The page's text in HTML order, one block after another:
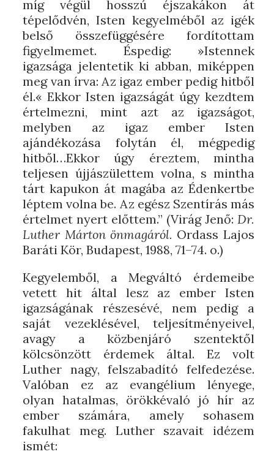
míg végül hosszú éjszakákon át
tépelődvén, Isten kegyelméből az igék
belső összefüggésére fordítottam
figyelmemet. Éspedig: »Istennek
igazsága jelentetik ki abban, miképpen
meg van írva: Az igaz ember pedig hitből
él.« Ekkor Isten igazságát úgy kezdtem
értelmezni, mint azt az igazságot,
melyben az igaz ember Isten
ajándékozása folytán él, mégpedig
hitből…Ekkor úgy éreztem, mintha
teljesen újjászülettem volna, s mintha
tárt kapukon át magába az Édenkertbe
léptem volna be. Az egész Szentírás más
értelmet nyert előttem.” (Virág Jenő: Dr.
Luther Márton önmagáról. Ordass Lajos
Baráti Kör, Budapest, 1988, 71–74. o.)
Kegyelemből, a Megváltó érdemeibe
vetett hit által lesz az ember Isten
igazságának részesévé, nem pedig a
saját vezeklésével, teljesítményeivel,
avagy a közbenjáró szentektől
kölcsönzött érdemek által. Ez volt
Luther nagy, felszabadító felfedezése.
Valóban ez az evangélium lényege,
olyan hatalmas, örökkévaló jó hír az
ember számára, amely sohasem
fakulhat meg. Luther szavait idézem
ismét: